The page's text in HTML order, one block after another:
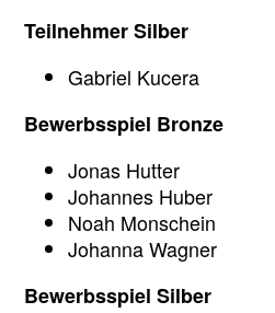
Teilnehmer Silber
Gabriel Kucera
Bewerbsspiel Bronze
Jonas Hutter
Johannes Huber
Noah Monschein
Johanna Wagner
Bewerbsspiel Silber